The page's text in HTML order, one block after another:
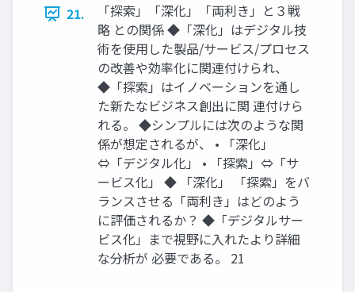
21.
「探索」「深化」「両利き」と３戦
略 との関係 ◆「深化」はデジタル技
術を使用した製品/サービス/プロセス
の改善や効率化に関連付けられ、
◆「探索」はイノベーションを通し
た新たなビジネス創出に関 連付けら
れる。 ◆シンプルには次のような関
係が想定されるが、 • 「深化」
⇔「デジタル化」 • 「探索」⇔「サ
ービス化」 ◆ 「深化」 「探索」をバ
ランスさせる「両利き」はどのよう
に評価されるか？ ◆「デジタルサー
ビス化」まで視野に入れたより詳細
な分析が 必要である。 21